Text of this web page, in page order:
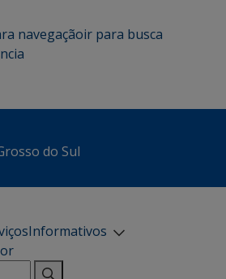
navegaçãoir para busca
do Sul
Informativos